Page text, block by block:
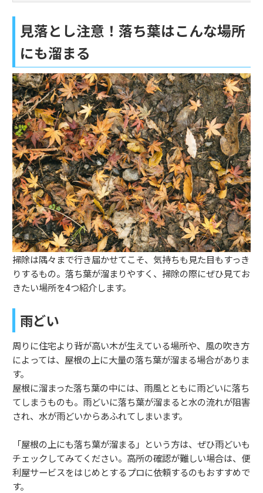
見落とし注意！落ち葉はこんな場所
にも溜まる
掃除は隅々まで行き届かせてこそ、気持ちも見た目もすっき
りするもの。落ち葉が溜まりやすく、掃除の際にぜひ見てお
きたい場所を4つ紹介します。
雨どい
周りに住宅より背が高い木が生えている場所や、風の吹き方
によっては、屋根の上に大量の落ち葉が溜まる場合がありま
す。
屋根に溜まった落ち葉の中には、雨風とともに雨どいに落ち
てしまうものも。雨どいに落ち葉が溜まると水の流れが阻害
され、水が雨どいからあふれてしまいます。
「屋根の上にも落ち葉が溜まる」という方は、ぜひ雨どいも
チェックしてみてください。高所の確認が難しい場合は、便
利屋サービスをはじめとするプロに依頼するのもおすすめで
す。